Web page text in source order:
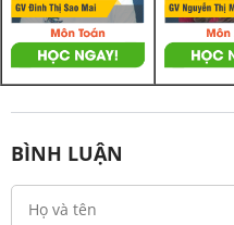
BÌNH LUẬN